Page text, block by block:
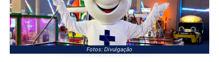
Fotos: Divulgação